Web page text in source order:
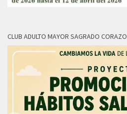
CLUB ADULTO MAYOR SAGRADO